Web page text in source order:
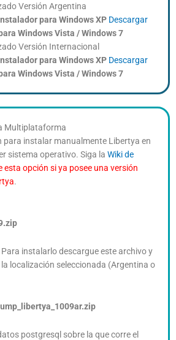
Versión Argentina
para Windows XP Descargar
Windows Vista / Windows 7
Versión Internacional
para Windows XP Descargar
Windows Vista / Windows 7
Multiplataforma
para instalar manualmente Libertya en
sistema operativo. Siga la Wiki de
esta opción si ya posee una versión
.
instalarlo descargue este archivo y
localización seleccionada (Argentina o
postgresql sobre la que corre el